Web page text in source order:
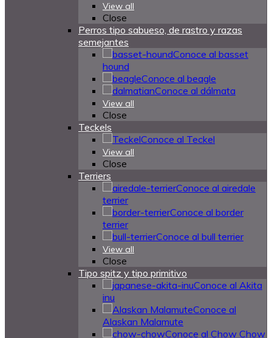
View all
Close
Perros tipo sabueso, de rastro y razas
semejantes
Conoce al basset
hound
Conoce al beagle
Conoce al dálmata
View all
Close
Teckels
Conoce al Teckel
View all
Close
Terriers
Conoce al airedale
terrier
Conoce al border
terrier
Conoce al bull terrier
View all
Close
Tipo spitz y tipo primitivo
Conoce al Akita
inu
Conoce al
Alaskan Malamute
Conoce al Chow Chow